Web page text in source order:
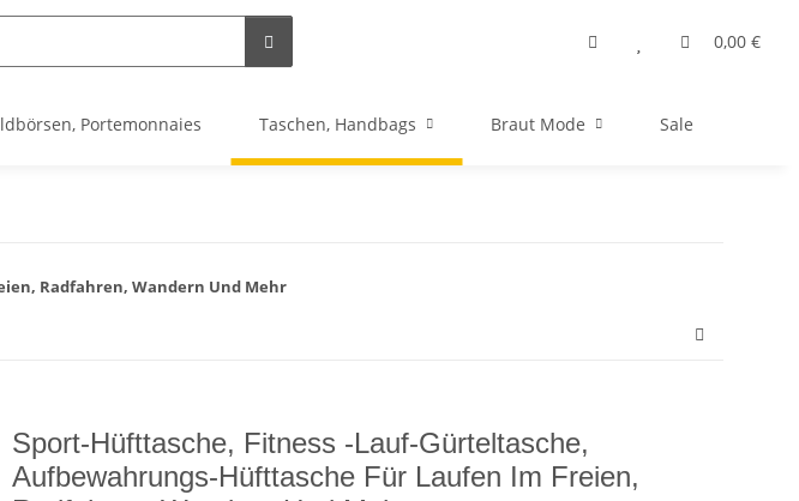
0,00 €
Portemonnaies Taschen, Handbags Braut Mode Sale
Radfahren, Wandern Und Mehr
Sport-Hüfttasche, Fitness -Lauf-Gürteltasche,
Aufbewahrungs-Hüfttasche Für Laufen Im Freien,